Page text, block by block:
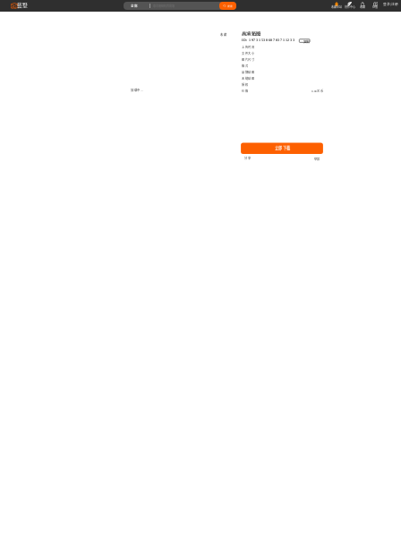
藝墅 全部 搜索 收藏本站 创作中心 收藏 充值
登录 |注册
加载中...
收藏 高清贴图
ID: 1973153060703711233 复制
上传时间
文件大小
图片尺寸
格式
品牌贴图
无缝贴图
授权
价格 0.00艺币
立即下载
分享 举报